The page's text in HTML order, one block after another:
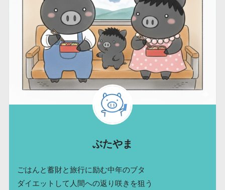
ぶたやま
ごはんと蓄財と旅行に励む中年のブタ
ダイエットして人間への返り咲きを狙う